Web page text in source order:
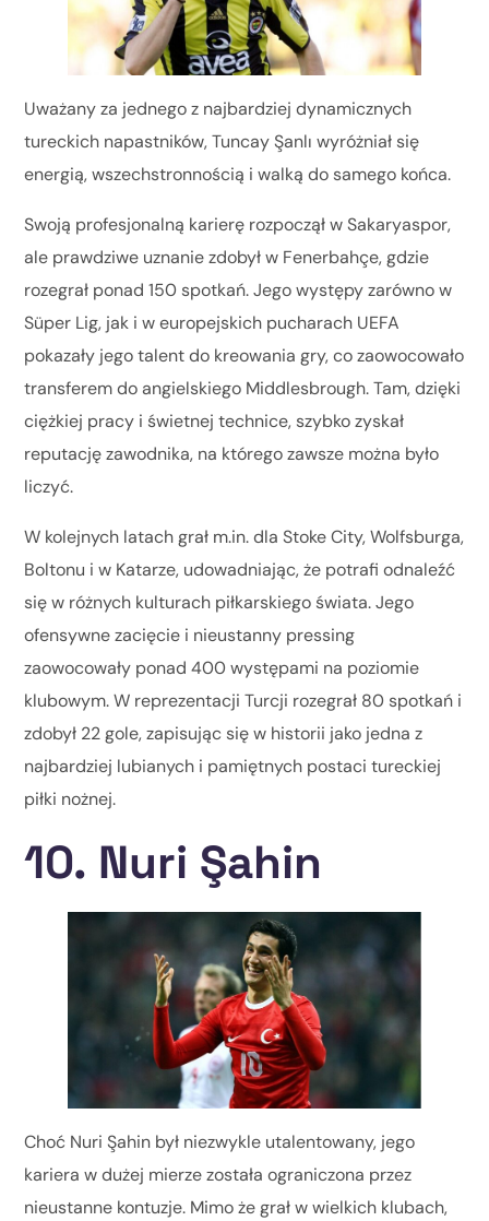
Uważany za jednego z najbardziej dynamicznych
tureckich napastników, Tuncay Şanlı wyróżniał się
energią, wszechstronnością i walką do samego końca.
Swoją profesjonalną karierę rozpoczął w Sakaryaspor,
ale prawdziwe uznanie zdobył w Fenerbahçe, gdzie
rozegrał ponad 150 spotkań. Jego występy zarówno w
Süper Lig, jak i w europejskich pucharach UEFA
pokazały jego talent do kreowania gry, co zaowocowało
transferem do angielskiego Middlesbrough. Tam, dzięki
ciężkiej pracy i świetnej technice, szybko zyskał
reputację zawodnika, na którego zawsze można było
liczyć.
W kolejnych latach grał m.in. dla Stoke City, Wolfsburga,
Boltonu i w Katarze, udowadniając, że potrafi odnaleźć
się w różnych kulturach piłkarskiego świata. Jego
ofensywne zacięcie i nieustanny pressing
zaowocowały ponad 400 występami na poziomie
klubowym. W reprezentacji Turcji rozegrał 80 spotkań i
zdobył 22 gole, zapisując się w historii jako jedna z
najbardziej lubianych i pamiętnych postaci tureckiej
piłki nożnej.
10. Nuri Şahin
Choć Nuri Şahin był niezwykle utalentowany, jego
kariera w dużej mierze została ograniczona przez
nieustanne kontuzje. Mimo że grał w wielkich klubach,